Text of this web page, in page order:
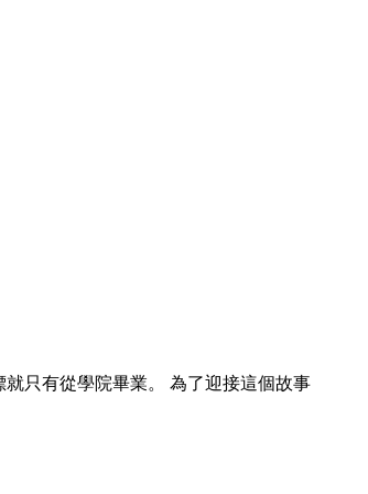
只有從學院畢業。 為了迎接這個故事